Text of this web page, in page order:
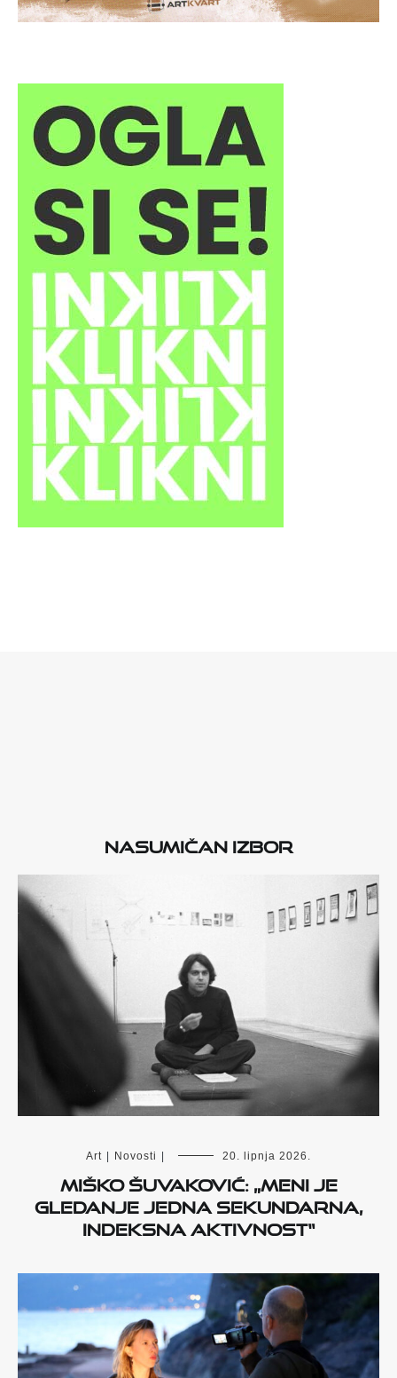
Nasumičan izbor
Art Novosti 20. lipnja 2026.
Miško Šuvaković: „Meni je
gledanje jedna sekundarna,
indeksna aktivnost“